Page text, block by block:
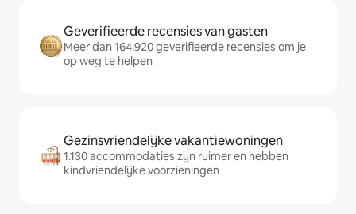
Geverifieerde recensies van gasten
Meer dan 164.920 geverifieerde recensies om je
op weg te helpen
Gezinsvriendelijke vakantiewoningen
1.130 accommodaties zijn ruimer en hebben
kindvriendelijke voorzieningen